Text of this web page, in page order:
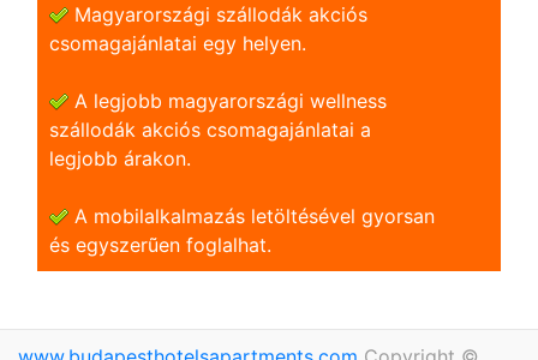
Magyarországi szállodák akciós
csomagajánlatai egy helyen.
A legjobb magyarországi wellness
szállodák akciós csomagajánlatai a
legjobb árakon.
A mobilalkalmazás letöltésével gyorsan
és egyszerũen foglalhat.